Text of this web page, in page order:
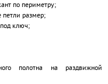
по периметру;
размер;
ключ;
полотна на раздвижной